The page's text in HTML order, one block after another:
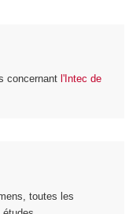
concernant l'Intec de
toutes les